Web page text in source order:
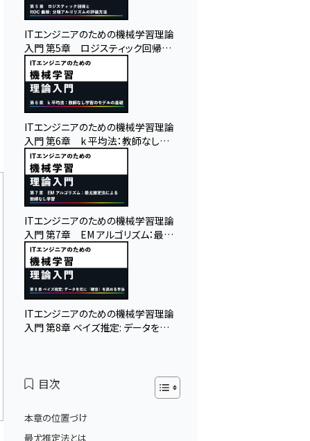
ITエンジニアのための機械学習理論
入門 第5章 ロジスティック回帰と
ROC 曲線: 分類アルゴリズムの評価
方法
ITエンジニアのための機械学習理論
入門 第6章 k 平均法：教師なし学
習のモデルの基礎
ITエンジニアのための機械学習理論
入門 第7章 EM アルゴリズム：最尤
推定法による教師なし学習
ITエンジニアのための機械学習理論
入門 第8章 ベイズ推定: データを元
目次
本章の位置づけ
最尤推定法とは